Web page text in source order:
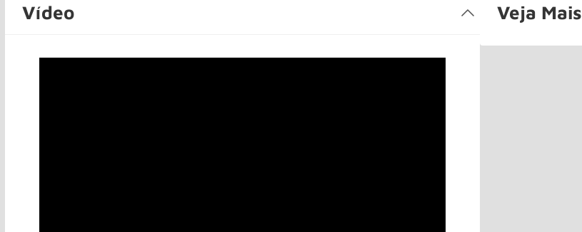
Vídeo Veja Mais